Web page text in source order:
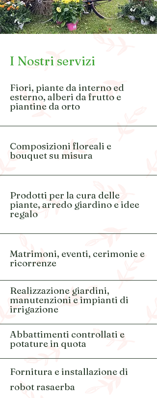
I Nostri servizi
Fiori, piante da interno ed
esterno, alberi da frutto e
piantine da orto
Composizioni floreali e
bouquet su misura
Prodotti per la cura delle
piante, arredo giardino e idee
regalo
Matrimoni, eventi, cerimonie e
ricorrenze
Realizzazione giardini,
manutenzioni e impianti di
irrigazione
Abbattimenti controllati e
potature in quota
Fornitura e installazione di
robot rasaerba